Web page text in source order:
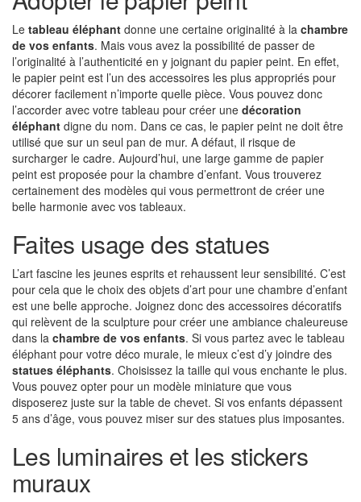
Le tableau éléphant donne une certaine originalité à la chambre
de vos enfants. Mais vous avez la possibilité de passer de
l’originalité à l’authenticité en y joignant du papier peint. En effet,
le papier peint est l’un des accessoires les plus appropriés pour
décorer facilement n’importe quelle pièce. Vous pouvez donc
l’accorder avec votre tableau pour créer une décoration
éléphant digne du nom. Dans ce cas, le papier peint ne doit être
utilisé que sur un seul pan de mur. A défaut, il risque de
surcharger le cadre. Aujourd’hui, une large gamme de papier
peint est proposée pour la chambre d’enfant. Vous trouverez
certainement des modèles qui vous permettront de créer une
belle harmonie avec vos tableaux.
Faites usage des statues
L’art fascine les jeunes esprits et rehaussent leur sensibilité. C’est
pour cela que le choix des objets d’art pour une chambre d’enfant
est une belle approche. Joignez donc des accessoires décoratifs
qui relèvent de la sculpture pour créer une ambiance chaleureuse
dans la chambre de vos enfants. Si vous partez avec le tableau
éléphant pour votre déco murale, le mieux c’est d’y joindre des
statues éléphants. Choisissez la taille qui vous enchante le plus.
Vous pouvez opter pour un modèle miniature que vous
disposerez juste sur la table de chevet. Si vos enfants dépassent
5 ans d’âge, vous pouvez miser sur des statues plus imposantes.
Les luminaires et les stickers
muraux